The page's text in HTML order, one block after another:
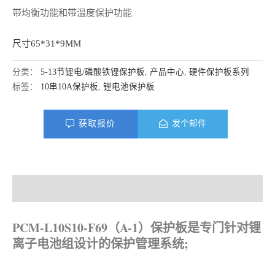
带均衡功能和带温度保护功能
尺寸65*31*9MM
分类： 5-13节锂电/磷酸铁锂保护板 产品中心 硬件保护板系列
标签： 10串10A保护板 锂电池保护板
获取报价 发个邮件
PCM-L10S10-F69（A-1）保护板是专门针对锂
离子电池组设计的保护管理系统;